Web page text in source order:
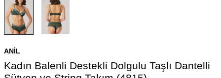
ANIL
Kadın Balenli Destekli Dolgulu Taşlı Dantelli